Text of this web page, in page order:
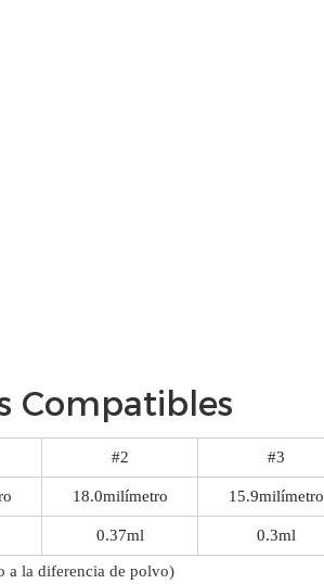
Compatibles
#2 #3
18.0milímetro 15.9milímetro
0.37ml 0.3ml
a la diferencia de polvo)